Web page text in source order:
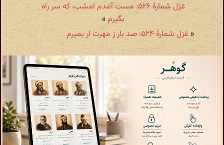
غزل شمارهٔ ۵۲۶: مست آمدم امشب، که سر راه
بگیرم»
« غزل شمارهٔ ۵۲۴: صد بار ز مهرت ار بمیرم